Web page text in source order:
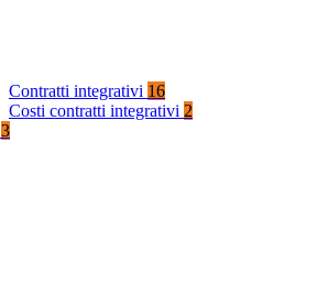
Contratti integrativi 16
Costi contratti integrativi 2
3